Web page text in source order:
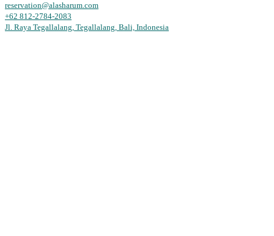
reservation@alasharum.com
+62 812-2784-2083
Jl. Raya Tegallalang, Tegallalang, Bali, Indonesia